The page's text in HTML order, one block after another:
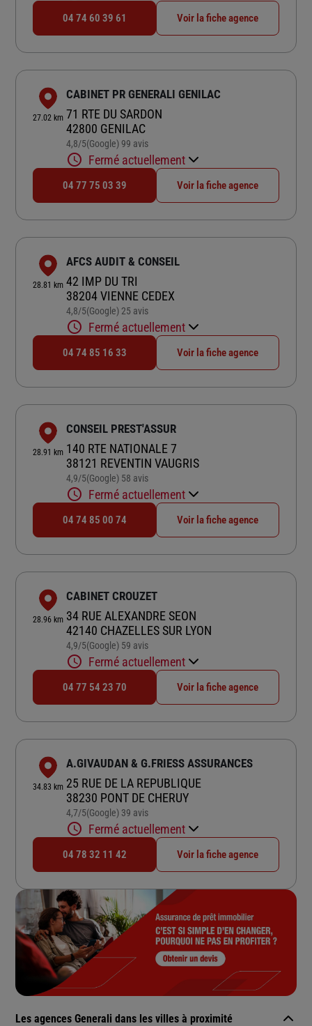
04 74 60 39 61 Voir la fiche agence
27.02 km
CABINET PR GENERALI GENILAC
71 RTE DU SARDON
42800 GENILAC
4,8/5Note de 4.8 sur 5
(Google) 99 avis
Fermé actuellement
04 77 75 03 39 Voir la fiche agence
28.81 km
AFCS AUDIT & CONSEIL
42 IMP DU TRI
38204 VIENNE CEDEX
4,8/5Note de 4.8 sur 5
(Google) 25 avis
Fermé actuellement
04 74 85 16 33 Voir la fiche agence
28.91 km
CONSEIL PREST'ASSUR
140 RTE NATIONALE 7
38121 REVENTIN VAUGRIS
4,9/5Note de 4.9 sur 5
(Google) 58 avis
Fermé actuellement
04 74 85 00 74 Voir la fiche agence
28.96 km
CABINET CROUZET
34 RUE ALEXANDRE SEON
42140 CHAZELLES SUR LYON
4,9/5Note de 4.9 sur 5
(Google) 59 avis
Fermé actuellement
04 77 54 23 70 Voir la fiche agence
34.83 km
A.GIVAUDAN & G.FRIESS ASSURANCES
25 RUE DE LA REPUBLIQUE
38230 PONT DE CHERUY
4,7/5Note de 4.7 sur 5
(Google) 39 avis
Fermé actuellement
04 78 32 11 42 Voir la fiche agence
Les agences Generali dans les villes à proximité